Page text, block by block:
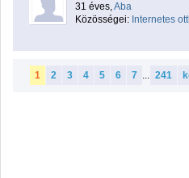
31 éves,Aba
Közösségei: Internetes
1 2 3 4 5 6 7 ... 241